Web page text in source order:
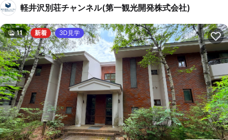
軽井沢別荘チャンネル(第一観光開発株式会社)
11 新着 3D見学